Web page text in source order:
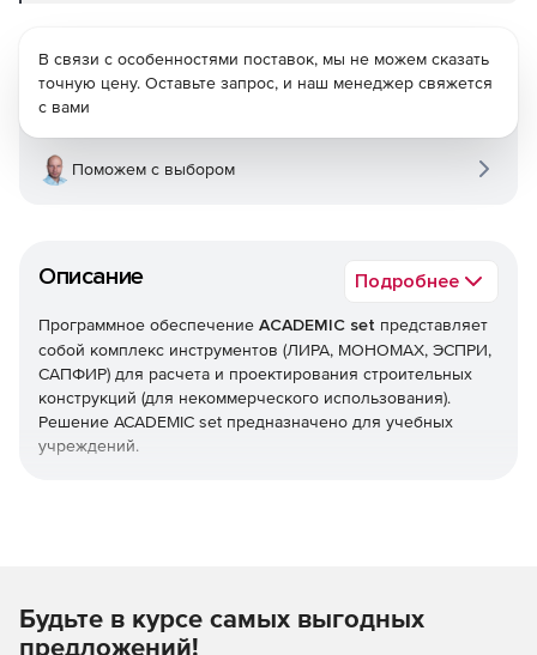
Описание Подробнее
Программное обеспечение ACADEMIC set представляет
собой комплекс инструментов (ЛИРА, МОНОМАХ, ЭСПРИ,
САПФИР) для расчета и проектирования строительных
конструкций (для некоммерческого использования).
Решение ACADEMIC set предназначено для учебных
учреждений.
Сетевая лицензия на 20 рабочих мест + 1 локальная
В связи с особенностями поставок, мы не можем сказать
точную цену. Оставьте запрос, и наш менеджер свяжется
с вами
Поможем с выбором
Будьте в курсе самых выгодных
предложений!